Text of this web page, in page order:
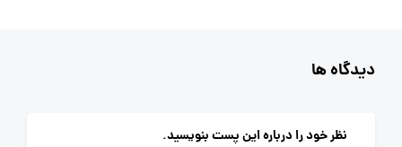
دیدگاه ها
نظر خود را درباره این پست بنویسید.